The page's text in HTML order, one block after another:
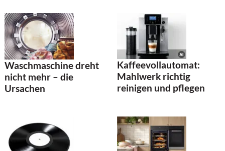
Waschmaschine dreht
nicht mehr – die
Ursachen
Kaffeevollautomat:
Mahlwerk richtig
reinigen und pflegen